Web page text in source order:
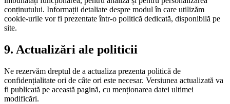
conținutului. Informații detaliate despre modul în care utilizăm
cookie-urile vor fi prezentate într-o politică dedicată, disponibilă pe
site.
9. Actualizări ale politicii
Ne rezervăm dreptul de a actualiza prezenta politică de
confidențialitate ori de câte ori este necesar. Versiunea actualizată va
fi publicată pe această pagină, cu menționarea datei ultimei
modificări.